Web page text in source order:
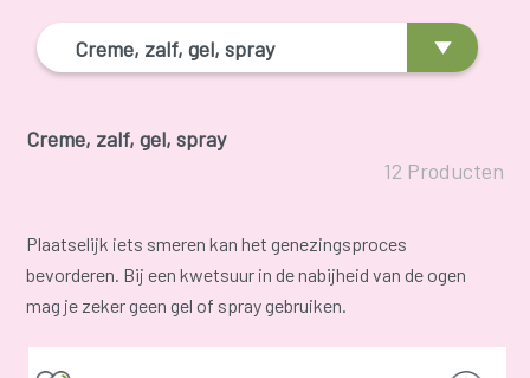
Creme, zalf, gel, spray
Creme, zalf, gel, spray
12 Producten
Plaatselijk iets smeren kan het genezingsproces
bevorderen. Bij een kwetsuur in de nabijheid van de ogen
mag je zeker geen gel of spray gebruiken.